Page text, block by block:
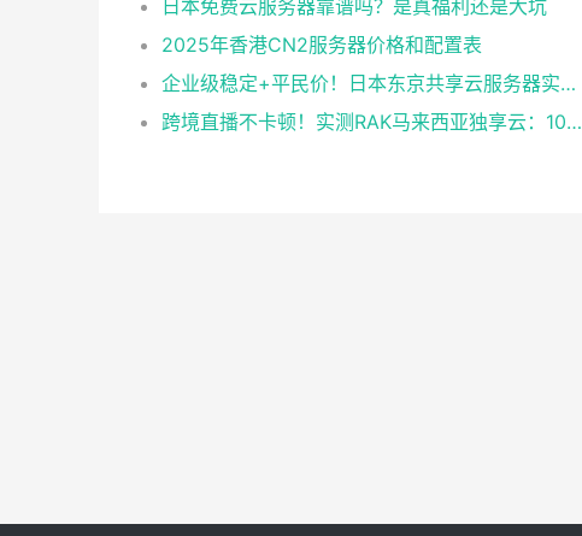
日本免费云服务器靠谱吗？是真福利还是大坑
2025年香港CN2服务器价格和配置表
企业级稳定+平民价！日本东京共享云服务器实测：CentOS 7.9系统+资源隔离，稳定性达99.99%
跨境直播不卡顿！实测RAK马来西亚独享云：1080P推流稳定，首月6折优惠中